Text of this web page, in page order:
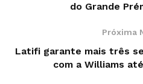
do Grande
Próxima
Latifi garante mais três
com a Williams